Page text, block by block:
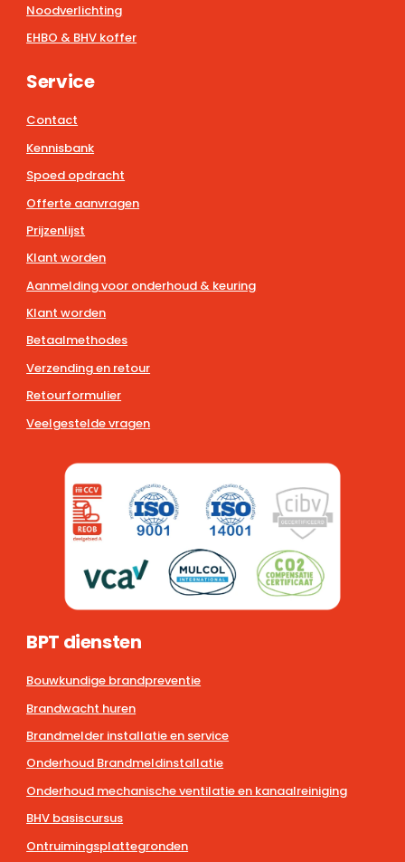
Noodverlichting
EHBO & BHV koffer
Service
Contact
Kennisbank
Spoed opdracht
Offerte aanvragen
Prijzenlijst
Klant worden
Aanmelding voor onderhoud & keuring
Klant worden
Betaalmethodes
Verzending en retour
Retourformulier
Veelgestelde vragen
BPT diensten
Bouwkundige brandpreventie
Brandwacht huren
Brandmelder installatie en service
Onderhoud Brandmeldinstallatie
Onderhoud mechanische ventilatie en kanaalreiniging
BHV basiscursus
Ontruimingsplattegronden